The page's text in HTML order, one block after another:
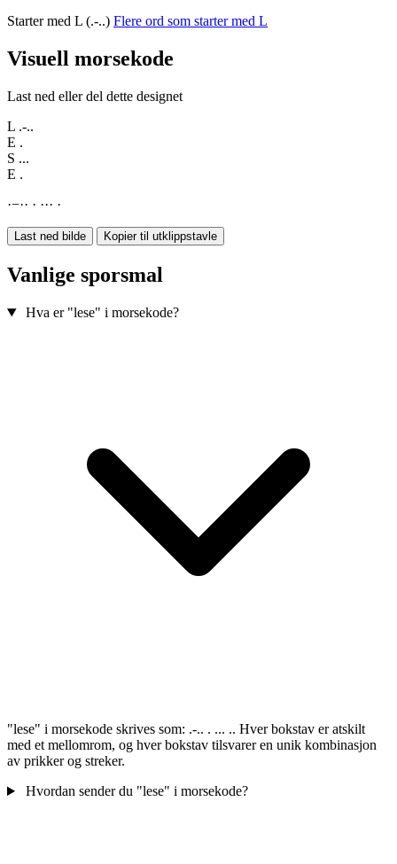
Starter med L (.-..) Flere ord som starter med L
Visuell morsekode
Last ned eller del dette designet
L .-..
E .
S ...
E .
·−·· · ··· ·
Last ned bilde Kopier til utklippstavle
Vanlige sporsmal
Hva er "lese" i morsekode?
"lese" i morsekode skrives som: .-.. . ... .. Hver bokstav er atskilt
med et mellomrom, og hver bokstav tilsvarer en unik kombinasjon
av prikker og streker.
Hvordan sender du "lese" i morsekode?